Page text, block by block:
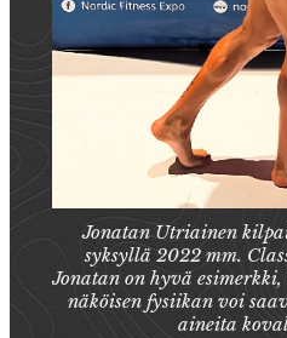
Jonatan Utriainen
syksyllä 2022 mm.
Jonatan on hyvä
näköisen fysiikan voi
aineita